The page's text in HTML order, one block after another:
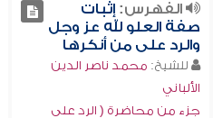
الفهرس:إثبات
صفة العلو لله عز وجل
والرد على من أنكرها
للشيخ: محمد ناصر الدين
الألباني
جزء من محاضرة ( الرد على